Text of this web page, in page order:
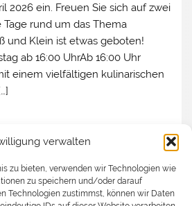
verwalten
zu bieten, verwenden wir Technologien wie
zu speichern und/oder darauf
Technologien zustimmst, können wir Daten
2026 ein. Freuen Sie sich auf zwei
rund um das Thema
und Klein ist etwas geboten!
ab 16:00 UhrAb 16:00 Uhr
einem vielfältigen kulinarischen
2026
Stefan Turata